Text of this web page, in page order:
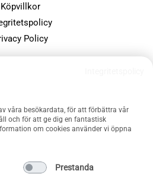
Köpvillkor
Policy
våra besökardata, för att förbättra vår
och för att ge dig en fantastisk
om cookies använder vi öppna
Prestanda